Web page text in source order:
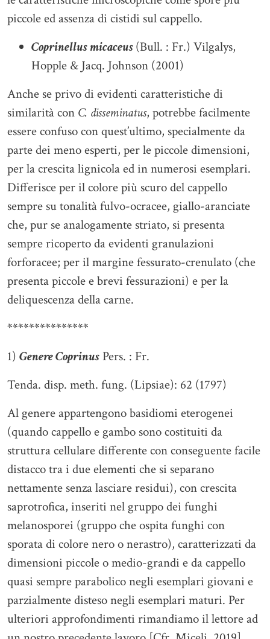
piccole ed assenza di cistidi sul cappello.
Coprinellus micaceus(Bull. : Fr.) Vilgalys,
Hopple & Jacq. Johnson (2001)
Anche se privo di evidenti caratteristiche di
similarità con C. disseminatus, potrebbe facilmente
essere confuso con quest’ultimo, specialmente da
parte dei meno esperti, per le piccole dimensioni,
per la crescita lignicola ed in numerosi esemplari.
Differisce per il colore più scuro del cappello
sempre su tonalità fulvo-ocracee, giallo-aranciate
che, pur se analogamente striato, si presenta
sempre ricoperto da evidenti granulazioni
forforacee; per il margine fessurato-crenulato (che
presenta piccole e brevi fessurazioni) e per la
deliquescenza della carne.
***************
1) Genere Coprinus Pers. : Fr.
Tenda. disp. meth. fung. (Lipsiae): 62 (1797)
Al genere appartengono basidiomi eterogenei
(quando cappello e gambo sono costituiti da
struttura cellulare differente con conseguente facile
distacco tra i due elementi che si separano
nettamente senza lasciare residui), con crescita
saprotrofica, inseriti nel gruppo dei funghi
melanosporei (gruppo che ospita funghi con
sporata di colore nero o nerastro), caratterizzati da
dimensioni piccole o medio-grandi e da cappello
quasi sempre parabolico negli esemplari giovani e
parzialmente disteso negli esemplari maturi. Per
ulteriori approfondimenti rimandiamo il lettore ad